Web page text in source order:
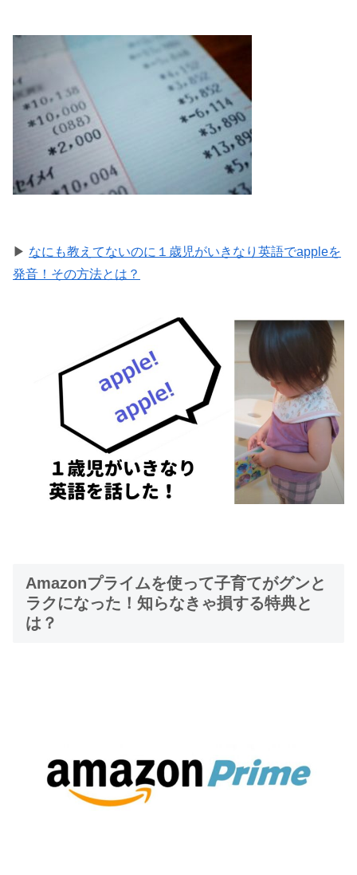
▶ なにも教えてないのに１歳児がいきなり英語でappleを
発音！その方法とは？
Amazonプライムを使って子育てがグンと
ラクになった！知らなきゃ損する特典と
は？